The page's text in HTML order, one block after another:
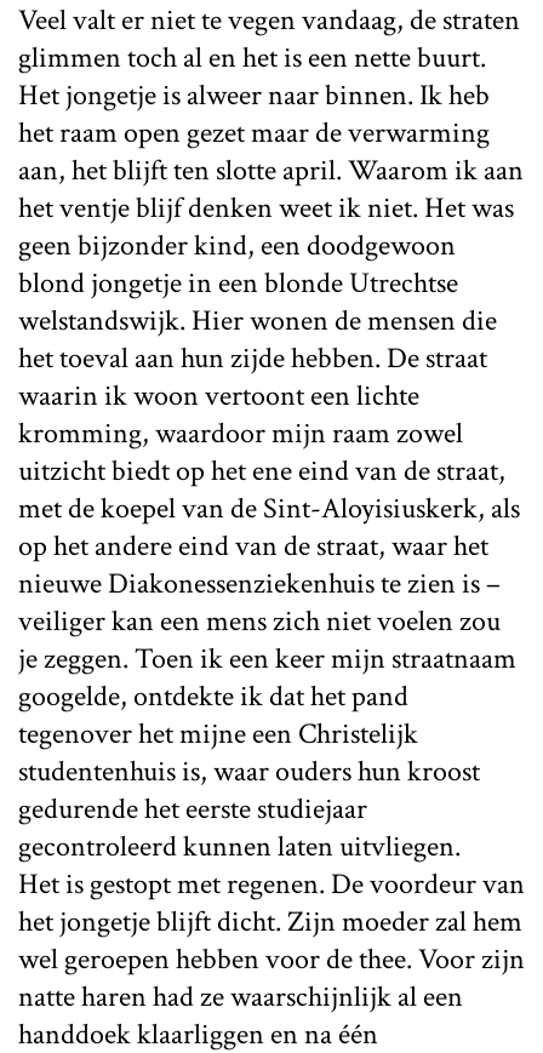
Veel valt er niet te vegen vandaag, de straten
glimmen toch al en het is een nette buurt.
Het jongetje is alweer naar binnen. Ik heb
het raam open gezet maar de verwarming
aan, het blijft ten slotte april. Waarom ik aan
het ventje blijf denken weet ik niet. Het was
geen bijzonder kind, een doodgewoon
blond jongetje in een blonde Utrechtse
welstandswijk. Hier wonen de mensen die
het toeval aan hun zijde hebben. De straat
waarin ik woon vertoont een lichte
kromming, waardoor mijn raam zowel
uitzicht biedt op het ene eind van de straat,
met de koepel van de Sint-Aloyisiuskerk, als
op het andere eind van de straat, waar het
nieuwe Diakonessenziekenhuis te zien is –
veiliger kan een mens zich niet voelen zou
je zeggen. Toen ik een keer mijn straatnaam
googelde, ontdekte ik dat het pand
tegenover het mijne een Christelijk
studentenhuis is, waar ouders hun kroost
gedurende het eerste studiejaar
gecontroleerd kunnen laten uitvliegen.
Het is gestopt met regenen. De voordeur van
het jongetje blijft dicht. Zijn moeder zal hem
wel geroepen hebben voor de thee. Voor zijn
natte haren had ze waarschijnlijk al een
handdoek klaarliggen en na één